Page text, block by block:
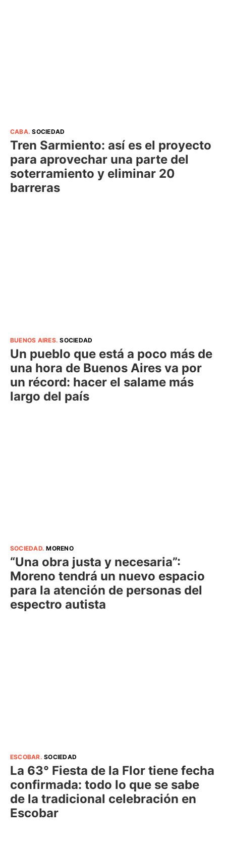
CABA.SOCIEDAD
Tren Sarmiento: así es el proyecto
para aprovechar una parte del
soterramiento y eliminar 20
barreras
BUENOS AIRES.SOCIEDAD
Un pueblo que está a poco más de
una hora de Buenos Aires va por
un récord: hacer el salame más
largo del país
SOCIEDAD.MORENO
“Una obra justa y necesaria”:
Moreno tendrá un nuevo espacio
para la atención de personas del
espectro autista
ESCOBAR.SOCIEDAD
La 63° Fiesta de la Flor tiene fecha
confirmada: todo lo que se sabe
de la tradicional celebración en
Escobar